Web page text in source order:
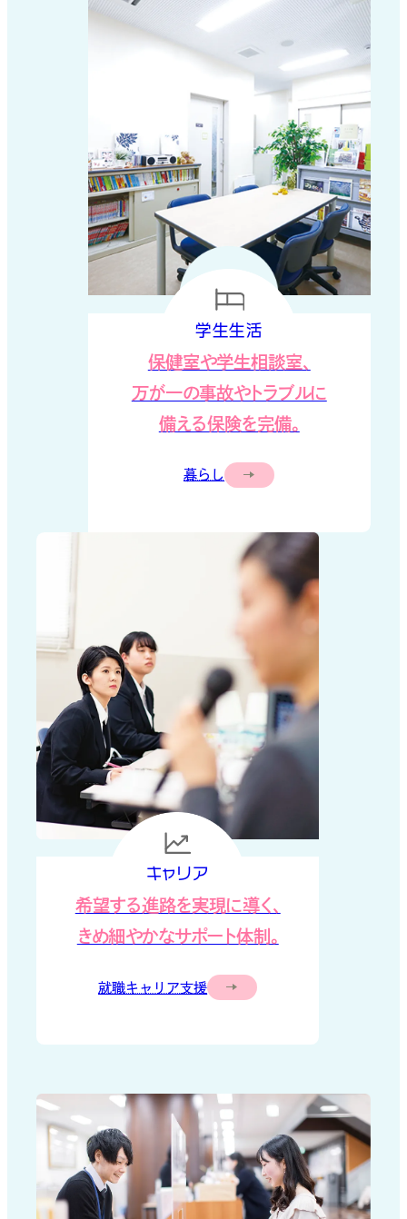
学生生活
保健室や学生相談室、
万が一の事故やトラブルに
備える保険を完備。
暮らし
キャリア
希望する進路を実現に導く、
きめ細やかなサポート体制。
就職キャリア支援